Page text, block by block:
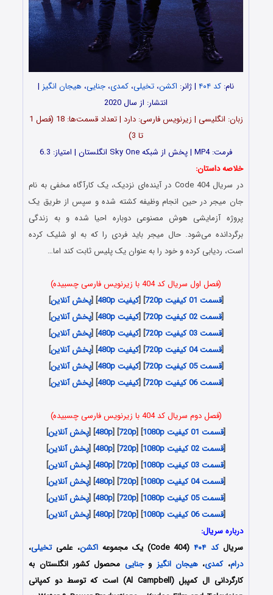
نام: کد ۴۰۴ | ژانر: اکشن، تخیلی، کمدی، جنایی، هیجان انگیز |
انتشار: از سال 2020
زبان: انگلیسی | زیرنویس فارسی: دارد | تعداد قسمت‌‌‌‌‌‌ها: 18 (فصل 1
تا 3)
فرمت: MP4 | پخش از شبکه Sky One انگلستان | امتیاز: 6.3
خلاصه داستان:
در سریال Code 404 در آینده‌ای نزدیک، یک کارآگاه مخفی به نام
جان میجر در حین انجام وظیفه کشته شده و سپس از طریق یک
پروژه آزمایشی هوش مصنوعی دوباره احیا شده و به زندگی
برگردانده می‌شود. حال میجر باید فردی را که به او شلیک کرده
است، ردیابی کرده و خود را به عنوان یک پلیس ثابت کند اما…
(فصل اول سریال کد 404 با زیرنویس فارسی چسبیده)
[قسمت 01 کیفیت 720p ] [کیفیت 480p ] [پخش آنلاین]
[قسمت 02 کیفیت 720p ] [کیفیت 480p ] [پخش آنلاین]
[قسمت 03 کیفیت 720p ] [کیفیت 480p ] [پخش آنلاین]
[قسمت 04 کیفیت 720p ] [کیفیت 480p ] [پخش آنلاین]
[قسمت 05 کیفیت 720p ] [کیفیت 480p ] [پخش آنلاین]
[قسمت 06 کیفیت 720p ] [کیفیت 480p ] [پخش آنلاین]
(فصل دوم سریال کد 404 با زیرنویس فارسی چسبیده)
[قسمت 01 کیفیت 1080p ] [
720p
] [
480p
] [پخش آنلاین]
[قسمت 02 کیفیت 1080p ] [
720p
] [
480p
] [پخش آنلاین]
[قسمت 03 کیفیت 1080p ] [
720p
] [
480p
] [پخش آنلاین]
[قسمت 04 کیفیت 1080p ] [
720p
] [
480p
] [پخش آنلاین]
[قسمت 05 کیفیت 1080p ] [
720p
] [
480p
] [پخش آنلاین]
[قسمت 06 کیفیت 1080p ] [
720p
] [
480p
] [پخش آنلاین]
درباره سریال:
سریالکد ۴۰۴ (Code 404) یک مجموعه اکشن، علمیتخیلی،
درام،کمدی،هیجان انگیز وجنایی محصول کشور انگلستان به
کارگردانی ال کمپبل (Al Campbell) است که توسط دو کمپانی